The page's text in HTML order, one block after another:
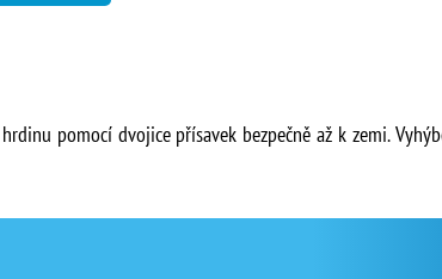
pomocí dvojice přísavek bezpečně až k zemi.